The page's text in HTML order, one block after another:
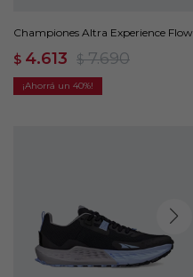
Championes Altra Experience
$ 4.613 $ 7.690
40